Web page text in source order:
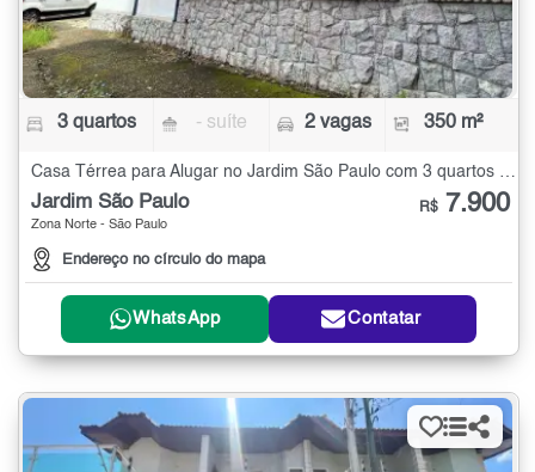
3 quartos - suíte 2 vagas 350 m²
Jardim São Paulo
Zona Norte - São Paulo
Endereço no círculo do mapa
R$ 7.900
WhatsApp Contatar